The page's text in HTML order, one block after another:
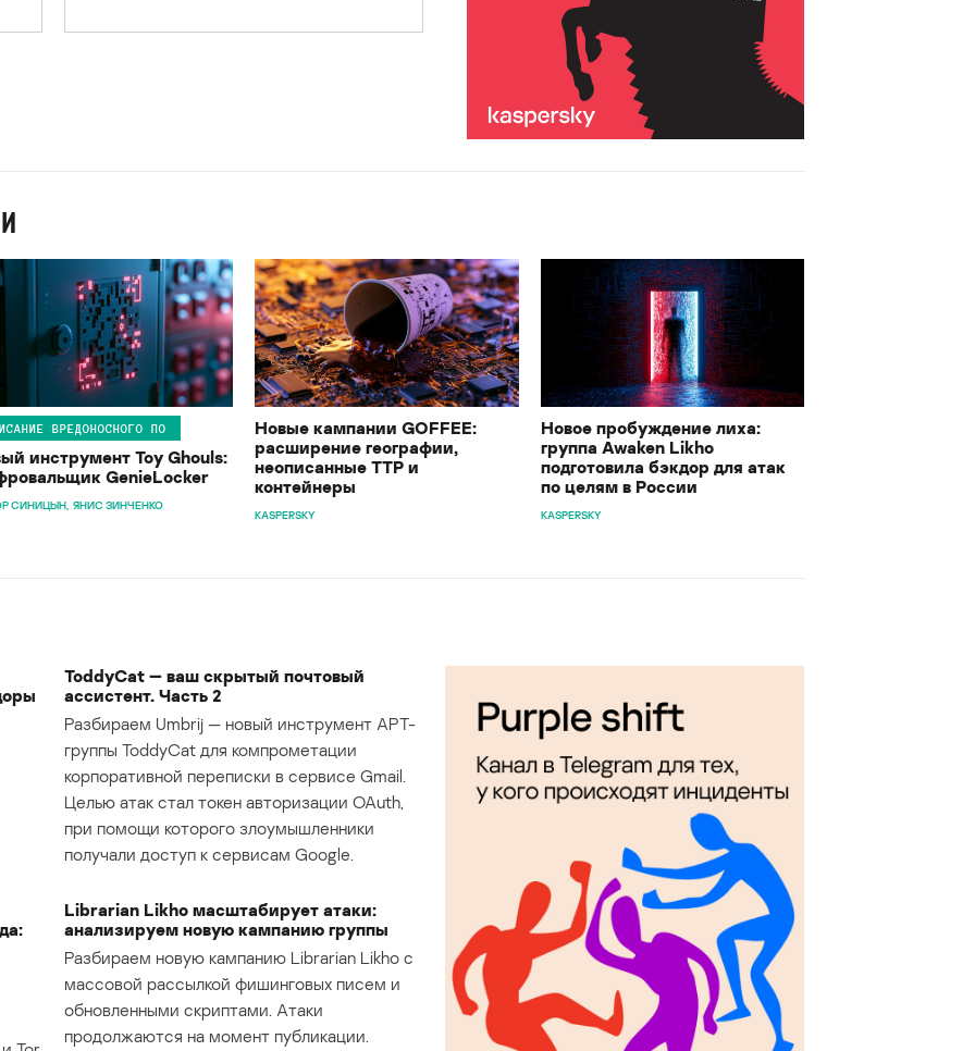
ВРЕДОНОСНОГО ПО
инструмент Toy Ghouls:
GenieLocker
СИНИЦЫН ЯНИС ЗИНЧЕНКО
Новые кампании GOFFEE:
расширение географии,
неописанные TTP и
контейнеры
KASPERSKY
Новое пробуждение лиха:
группа Awaken Likho
подготовила бэкдор для атак
по целям в России
KASPERSKY
ToddyCat — ваш скрытый почтовый
ассистент. Часть 2
Разбираем Umbrij — новый инструмент APT-
группы ToddyCat для компрометации
корпоративной переписки в сервисе Gmail.
Целью атак стал токен авторизации OAuth,
при помощи которого злоумышленники
получали доступ к сервисам Google.
Librarian Likho масштабирует атаки:
анализируем новую кампанию группы
Разбираем новую кампанию Librarian Likho с
массовой рассылкой фишинговых писем и
обновленными скриптами. Атаки
продолжаются на момент публикации.